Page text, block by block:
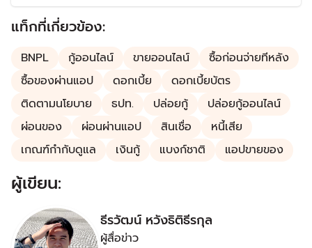
ยกนง.มีการตั้งขึ้นเมื่อปี 2551 ทำให้การกำหนดนโยบายการงินข
องไทย "ก้าวสู่ยุคใหม่"
แท็กที่เกี่ยวข้อง:
BNPL กู้ออนไลน์ ขายออนไลน์
ซื้อก่อนจ่ายทีหลัง
ซื้อของผ่านแอป
ดอกเบี้ย
ดอกเบี้ยบัตร
ติดตามนโยบาย
ธปท. ปล่อยกู้
ปล่อยกู้ออนไลน์
ผ่อนของ
ผ่อนผ่านแอป สินเชื่อ
หนี้เสีย
เกณฑ์กำกับดูแล
เงินกู้ แบงก์ชาติ แอปขายของ
ผู้เขียน:
ธีรวัฒน์ หวังธิติธีรกุล
ผู้สื่อข่าว